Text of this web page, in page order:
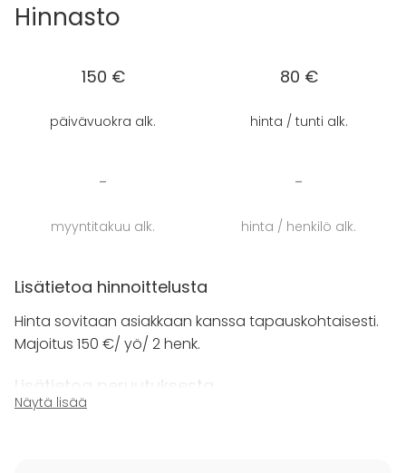
Tuvassa on 1 nojatuoli, tuoleja, sähköpiano ja 2
kulttuuria, mm. kotikonsertteja alueen senioreille, ja
puistokonsertteja kesäisin. Taloa vuokrataan yhdelle
ryhmälle kerrallaan, joten yksityisyys on taattu.
Hinnasto
150 €
päivävuokra alk.
80 €
hinta / tunti alk.
-
myyntitakuu alk.
-
hinta / henkilö alk.
Lisätietoa hinnoittelusta
Hinta sovitaan asiakkaan kanssa tapauskohtaisesti.
Majoitus 150 €/ yö/ 2 henk.
Lisätietoa peruutuksesta
Näytä lisää